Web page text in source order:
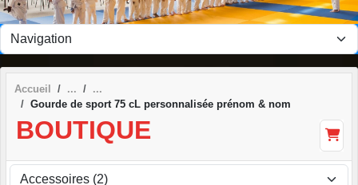
Accueil
Gourde de sport 75 cL personnalisée prénom & nom
BOUTIQUE